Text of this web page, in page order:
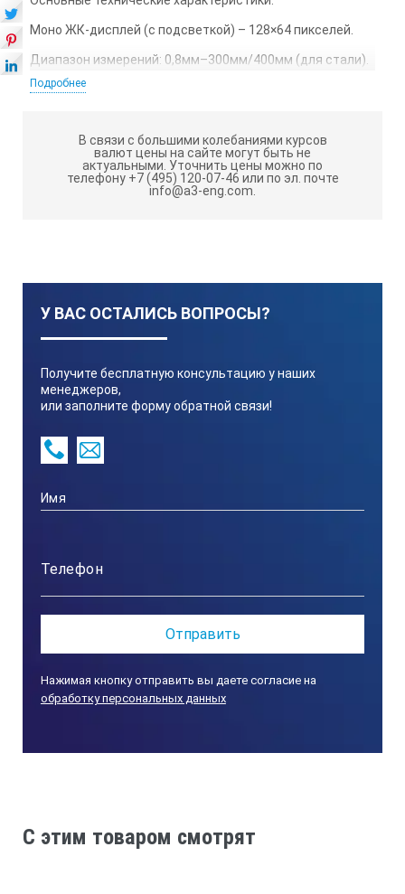
Моно ЖК-дисплей (с подсветкой) – 128×64 пикселей.
Диапазон измерений: 0,8мм–300мм/400мм (для стали).
Точность измерений: 0,01мм/0,1мм.
минимального значения, среднего значения измерений,
измерение максимального значения, измерение
разницы толщин и т.д.
Компактность, малый вес, низкое потребление энергии
и длительный период эксплуатации.
Корпус выполнен из ударопрочного пластика.
USB - соединение с ПК, для передачи и архивирования
По сравнению с CTS-30A, CTS-30B модель имеет более
передовые функции:
Режим быстрого сканирования;
ультразвуковых (2МГц, 5МГц, 7,5МГц,
высокотемпературный преобразователь)
Технические характеристики CTS 30A CTS
Подробнее
В связи с большими колебаниями курсов
валют цены на сайте могут быть не
актуальными. Уточнить цены можно по
телефону +7 (495) 120-07-46 или по эл. почте
info@a3-eng.com.
У ВАС ОСТАЛИСЬ ВОПРОСЫ?
Получите бесплатную консультацию у наших
менеджеров,
или заполните форму обратной связи!
Нажимая кнопку отправить вы даете согласие на
обработку персональных данных
C этим товаром смотрят